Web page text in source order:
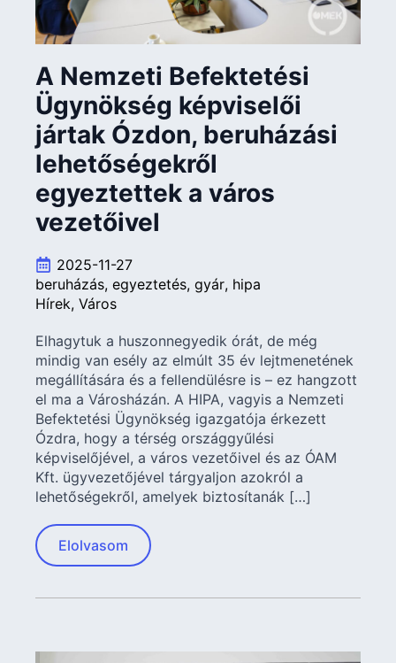
A Nemzeti Befektetési
Ügynökség képviselői
jártak Ózdon, beruházási
lehetőségekről
egyeztettek a város
vezetőivel
2025-11-27
beruházás egyeztetés gyár hipa
Hírek Város
Elhagytuk a huszonnegyedik órát, de még
mindig van esély az elmúlt 35 év lejtmenetének
megállítására és a fellendülésre is – ez hangzott
el ma a Városházán. A HIPA, vagyis a Nemzeti
Befektetési Ügynökség igazgatója érkezett
Ózdra, hogy a térség országgyűlési
képviselőjével, a város vezetőivel és az ÓAM
Kft. ügyvezetőjével tárgyaljon azokról a
lehetőségekről, amelyek biztosítanák […]
Elolvasom